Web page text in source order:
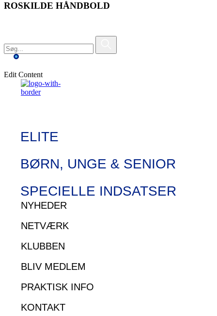
ROSKILDE HÅNDBOLD
Edit Content
ELITE
BØRN, UNGE & SENIOR
SPECIELLE INDSATSER
NYHEDER
NETVÆRK
KLUBBEN
BLIV MEDLEM
PRAKTISK INFO
KONTAKT